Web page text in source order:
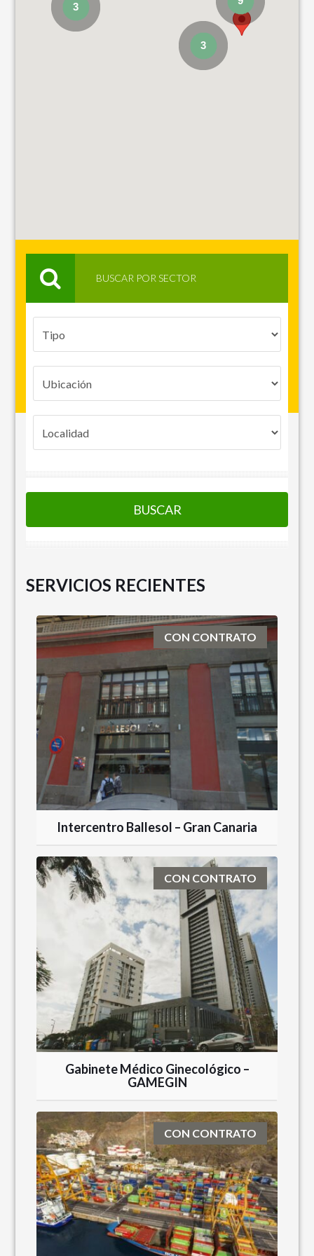
3
3
BUSCAR POR SECTOR
BUSCAR
SERVICIOS RECIENTES
CON CONTRATO
Intercentro Ballesol – Gran Canaria
CON CONTRATO
Gabinete Médico Ginecológico –
GAMEGIN
CON CONTRATO